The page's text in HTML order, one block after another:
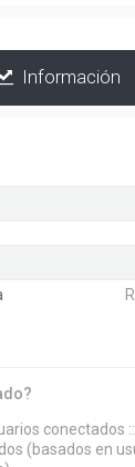
Información
conectados
(basados en